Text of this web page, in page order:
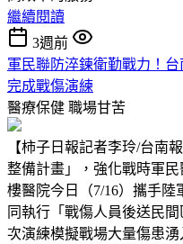
繼續閱讀
3週前
軍民聯防淬鍊衛勤戰力！
完成戰傷演練
醫療保健 職場甘苦
【柿子日報記者李玲/台南
整備計畫」，強化戰時軍
樓醫院今日（7/16）攜手
同執行「戰傷人員後送民
次演練模擬戰場大量傷患